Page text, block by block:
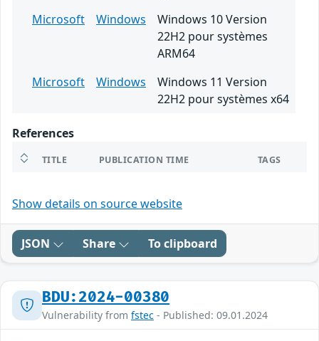
Microsoft
Windows
Windows 10 Version
22H2 pour systèmes
ARM64
Microsoft
Windows
Windows 11 Version
22H2 pour systèmes x64
References
TITLE PUBLICATION TIME TAGS
Show details on source website
JSON Share To clipboard
BDU:2024-00380
Vulnerability from fstec - Published: 09.01.2024